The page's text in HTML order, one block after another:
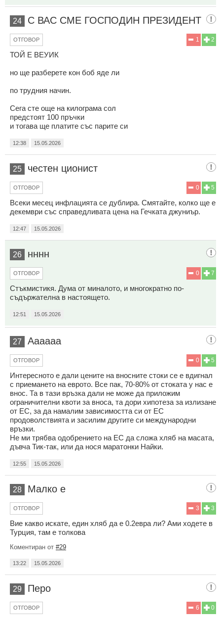
24 С ВАС СМЕ ГОСПОДИН ПРЕЗИДЕНТ
2
1
ОТГОВОР
ТОЙ Е ВЕУИК
но ще разберете кон боб яде ли
по трудния начин.
Сега сте още на килограма сол
предстоят 100 пръчки
и тогава ще платите със парите си
12:38 15.05.2026
25 честен ционист
5
0
ОТГОВОР
Всеки месец инфлацията се дублира. Смятайте, колко ще е
декември със справедливата цена на Гечката джуниър.
12:47 15.05.2026
26 нннн
7
0
ОТГОВОР
Стъкмистикя. Дума от миналото, и многократно по-
съдържателна в настоящето.
12:51 15.05.2026
27 Аааааа
5
0
ОТГОВОР
Интересното е дали цените на вносните стоки се е вдигнал
с приемането на еврото. Все пак, 70-80% от стоката у нас е
внос. Та в тази връзка дали не може да приложим
ограничителни квоти за вноса, та дори хипотеза за излизане
от ЕС, за да намалим зависимостта си от ЕС
продоволствията и засилим другите си международни
връзки.
Не ми трябва одобрението на ЕС да сложа хляб на масата,
дъвча Тик-так, или да нося маратонки Найки.
12:55 15.05.2026
28 Малко е
3
3
ОТГОВОР
Вие какво искате, един хляб да е 0.2евра ли? Ами ходете в
Турция, там е толкова
Коментиран от #29
13:22 15.05.2026
29 Перо
0
6
ОТГОВОР